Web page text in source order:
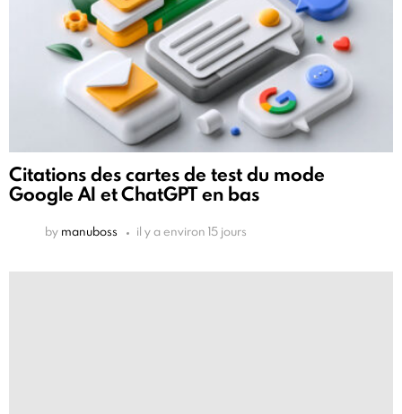
Citations des cartes de test du mode
Google AI et ChatGPT en bas
by manuboss il y a environ 15 jours